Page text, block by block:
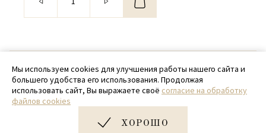
© 2020 - 2026 SamPack
+ 7 (918) 699-97-87
zakaz@sampack.store
Дизайн и разработка сайта
Мы используем cookies для улучшения работы нашего сайта и
большего удобства его использования. Продолжая
использовать сайт, Вы выражаете своё согласие на обработку
файлов cookies
ХОРОШО